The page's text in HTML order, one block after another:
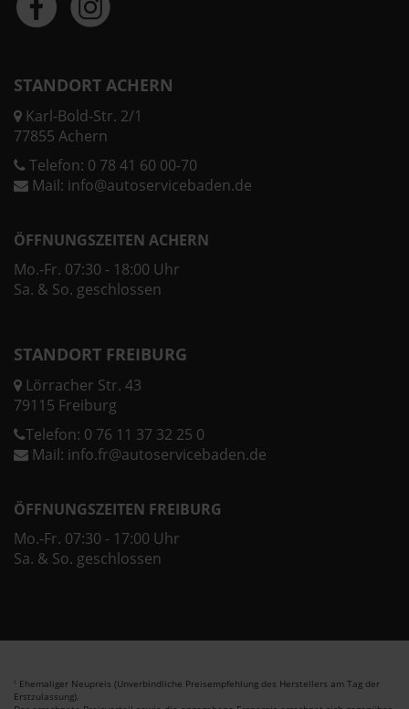
STANDORT ACHERN
Karl-Bold-Str. 2/1
77855 Achern
Telefon: 0 78 41 60 00-70
Mail: info@autoservicebaden.de
ÖFFNUNGSZEITEN ACHERN
Mo.-Fr. 07:30 - 18:00 Uhr
Sa. & So. geschlossen
STANDORT FREIBURG
Lörracher Str. 43
79115 Freiburg
Telefon: 0 76 11 37 32 25 0
Mail: info.fr@autoservicebaden.de
ÖFFNUNGSZEITEN FREIBURG
Mo.-Fr. 07:30 - 17:00 Uhr
Sa. & So. geschlossen
1 Ehemaliger Neupreis (Unverbindliche Preisempfehlung des Herstellers am Tag der
Erstzulassung).